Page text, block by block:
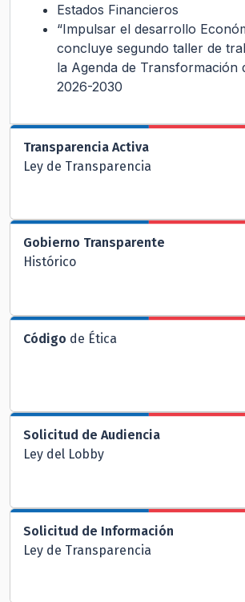
Estados Financieros
“Impulsar el desarrollo
concluye segundo taller de
la Agenda de Transformación
2026-2030
Transparencia Activa
Ley de Transparencia
Gobierno Transparente
Histórico
Código de Ética
Solicitud de Audiencia
Ley del Lobby
Solicitud de Información
Ley de Transparencia